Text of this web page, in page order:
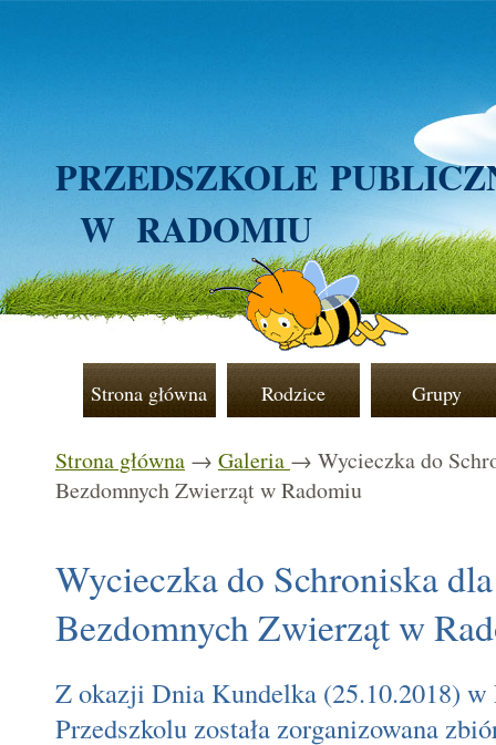
PRZEDSZKOLE
W RADOMIU
Strona główna Rodzice Grupy
Strona główna → Galeria → Wycieczka do
Bezdomnych Zwierząt w Radomiu
Wycieczka do Schroniska dla
Bezdomnych Zwierząt w
Z okazji Dnia Kundelka (25.10.2018) w
Przedszkolu została zorganizowana